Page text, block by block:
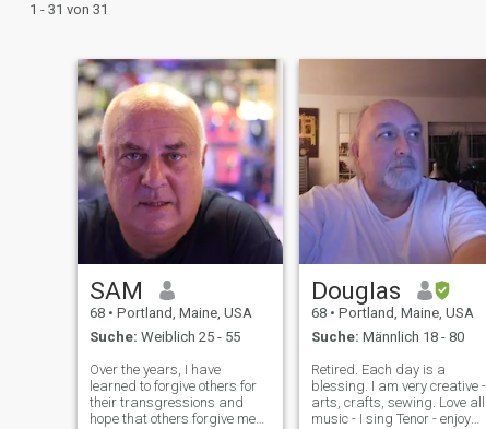
1 - 31 von 31
SAM
68 • Portland, Maine, USA
Suche: Weiblich 25 - 55
Over the years, I have
learned to forgive others for
their transgressions and
hope that others forgive me
Douglas
68 • Portland, Maine, USA
Suche: Männlich 18 - 80
Retired. Each day is a
blessing. I am very creative -
arts, crafts, sewing. Love all
music - I sing Tenor - enjoy